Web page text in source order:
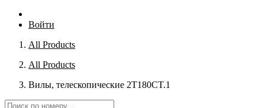
Войти
All Products
All Products
Вилы, телескопические 2T180CT.1